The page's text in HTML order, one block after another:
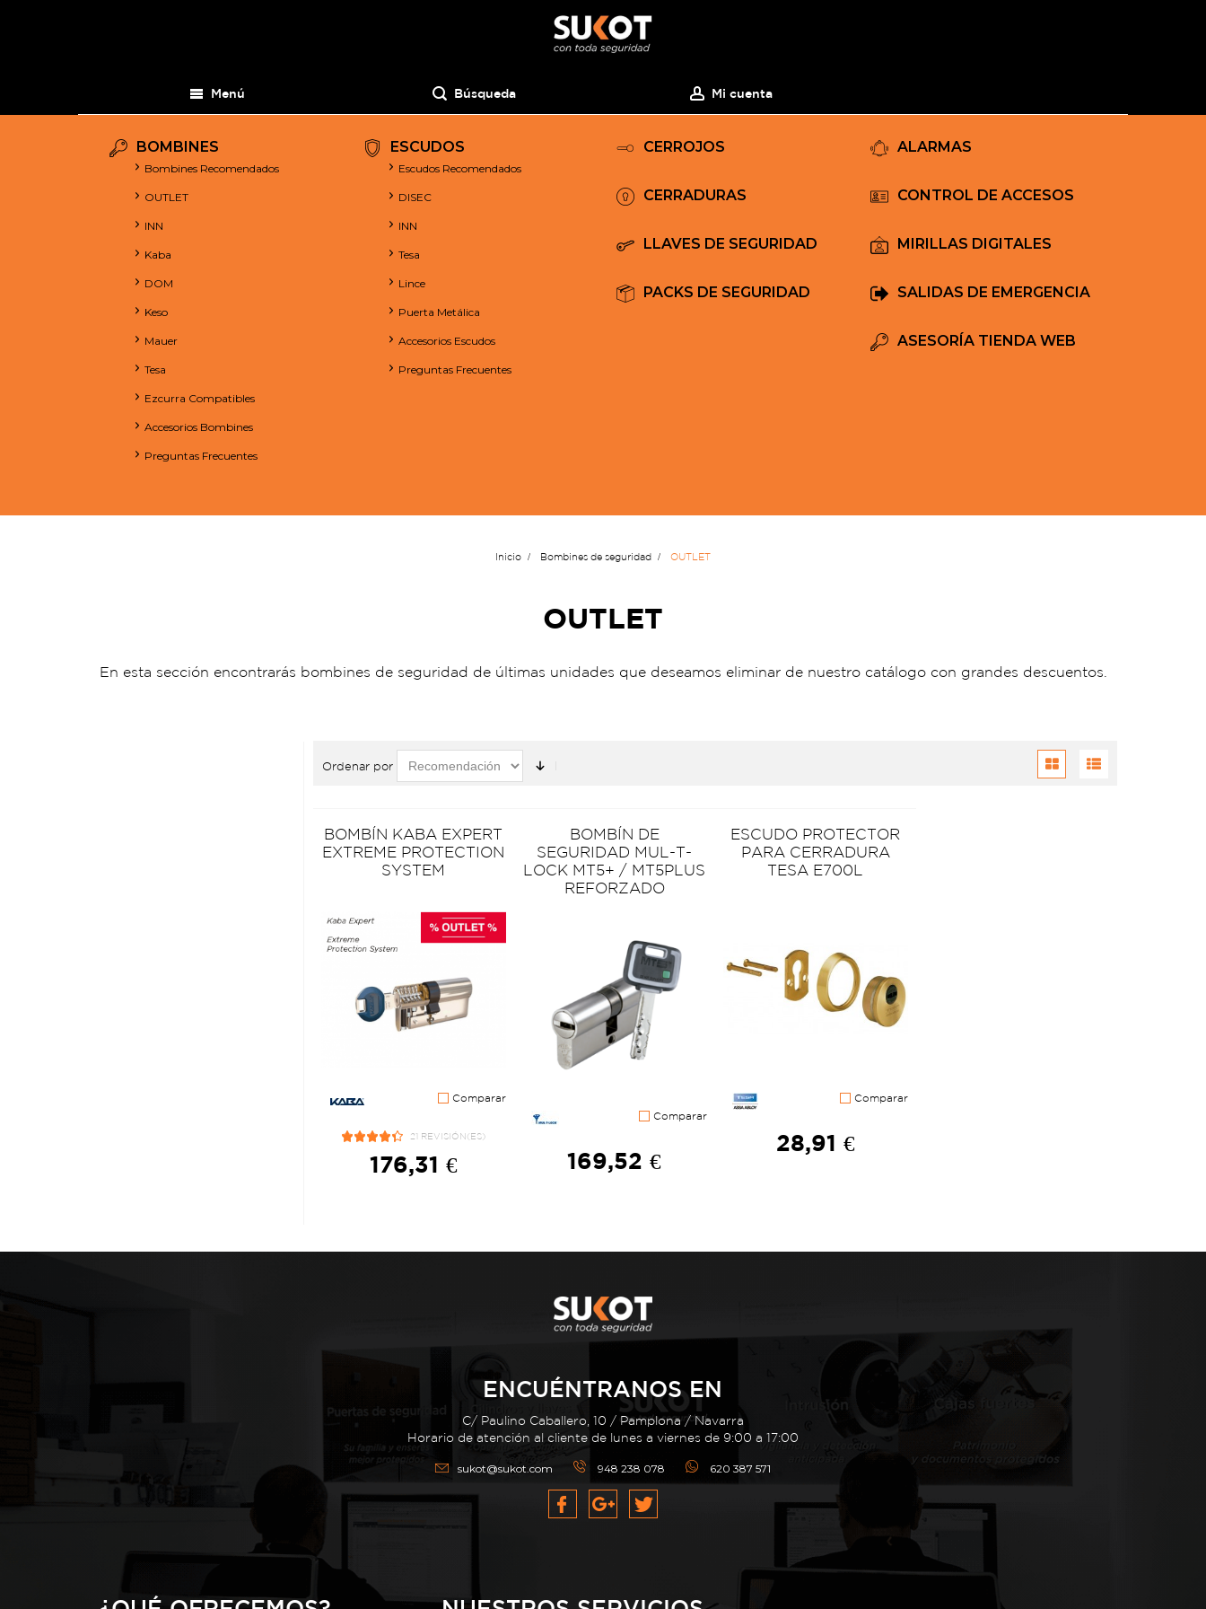
Menú Búsqueda Mi cuenta
BOMBINES
Bombines Recomendados
OUTLET
INN
Kaba
DOM
Keso
Mauer
Tesa
Ezcurra Compatibles
Accesorios Bombines
Preguntas Frecuentes
ESCUDOS
Escudos Recomendados
DISEC
INN
Tesa
Lince
Puerta Metálica
Accesorios Escudos
Preguntas Frecuentes
CERROJOS
CERRADURAS
LLAVES DE SEGURIDAD
PACKS DE SEGURIDAD
ALARMAS
CONTROL DE ACCESOS
MIRILLAS DIGITALES
SALIDAS DE EMERGENCIA
ASESORÍA TIENDA WEB
Inicio Bombines de seguridad OUTLET
OUTLET
En esta sección encontrarás bombines de seguridad de últimas unidades que deseamos eliminar de nuestro catálogo con grandes descuentos.
Ordenar por
BOMBÍN KABA EXPERT
EXTREME PROTECTION
SYSTEM
Comparar
21 REVISIÓN(ES)
176,31 €
BOMBÍN DE
SEGURIDAD MUL-T-
LOCK MT5+ / MT5PLUS
REFORZADO
Comparar
169,52 €
ESCUDO PROTECTOR
PARA CERRADURA
TESA E700L
Comparar
28,91 €
ENCUÉNTRANOS EN
C/ Paulino Caballero, 10 / Pamplona / Navarra
Horario de atención al cliente de lunes a viernes de 9:00 a 17:00
sukot@sukot.com 948 238 078 620 387 571